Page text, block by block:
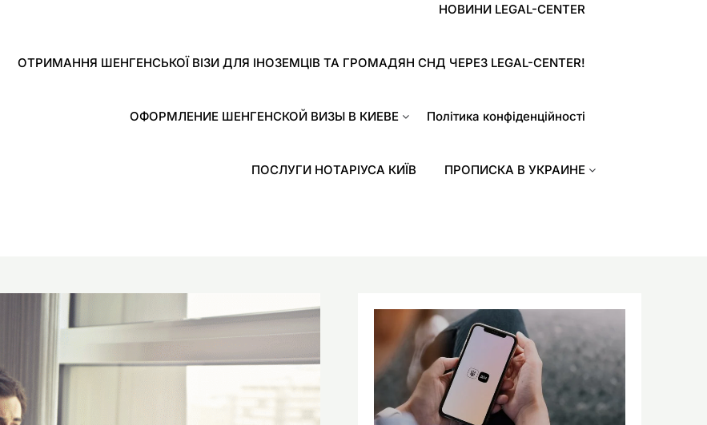
НОВИНИ LEGAL-CENTER
ОТРИМАННЯ ШЕНГЕНСЬКОЇ ВІЗИ ДЛЯ ІНОЗЕМЦІВ ТА ГРОМАДЯН СНД ЧЕРЕЗ LEGAL-CENTER!
ОФОРМЛЕНИЕ ШЕНГЕНСКОЙ ВИЗЫ В КИЕВЕ Політика конфіденційності
ПОСЛУГИ НОТАРІУСА КИЇВ ПРОПИСКА В УКРАИНЕ